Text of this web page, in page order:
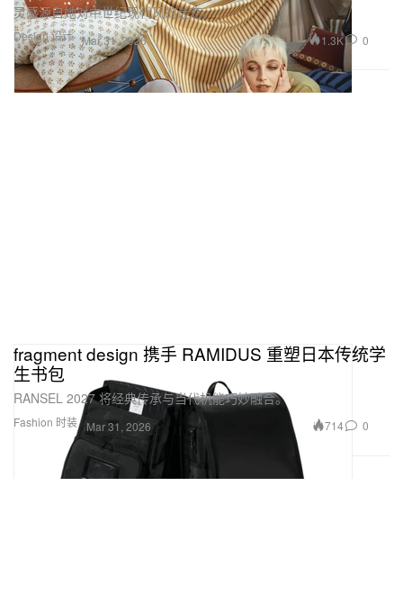
Design 设计
灵感源自她对中世纪现代风的迷恋。
Mar 31, 2026 1.3K 0
Fashion 时装
fragment design 携手 RAMIDUS 重塑日本传统学
生书包
RANSEL 2027 将经典传承与当代机能巧妙融合。
Mar 31, 2026 714 0